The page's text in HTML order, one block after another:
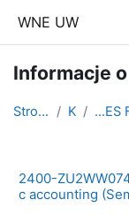
WNE UW
Informacje
Strona główna Kursy
2400-
c accounting